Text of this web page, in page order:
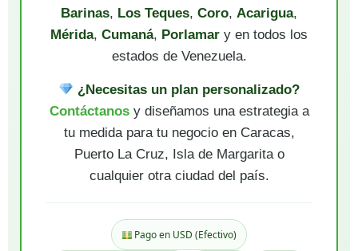
Barinas, Los Teques, Coro, Acarigua,
Mérida, Cumaná, Porlamar y en todos los
estados de Venezuela.
¿Necesitas un plan personalizado?
Contáctanosy diseñamos una estrategia a
tu medida para tu negocio en Caracas,
Puerto La Cruz, Isla de Margarita o
cualquier otra ciudad del país.
Pago en USD (Efectivo)